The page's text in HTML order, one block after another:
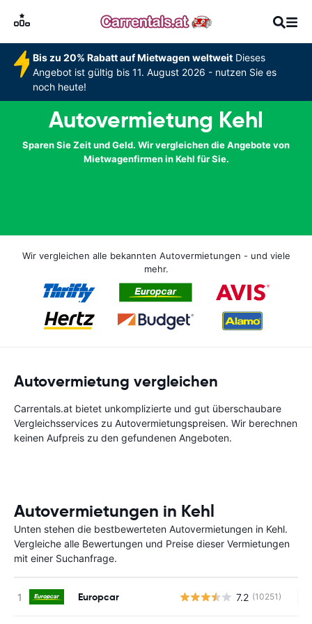
Bis zu 20% Rabatt auf Mietwagen weltweitDieses
Angebot ist gültig bis 11. August 2026 - nutzen Sie es
noch heute!
Autovermietung Kehl
Sparen Sie Zeit und Geld. Wir vergleichen die Angebote von
Mietwagenfirmen in Kehl für Sie.
Wir vergleichen alle bekannten Autovermietungen - und viele
mehr.
Autovermietung vergleichen
Carrentals.at bietet unkomplizierte und gut überschaubare
Vergleichsservices zu Autovermietungspreisen. Wir berechnen
keinen Aufpreis zu den gefundenen Angeboten.
Autovermietungen in Kehl
Unten stehen die bestbewerteten Autovermietungen in Kehl.
Vergleiche alle Bewertungen und Preise dieser Vermietungen
mit einer Suchanfrage.
Europcar 7.2 (10251)